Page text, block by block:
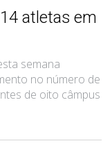
atletas em
semana
no número de
de oito câmpus